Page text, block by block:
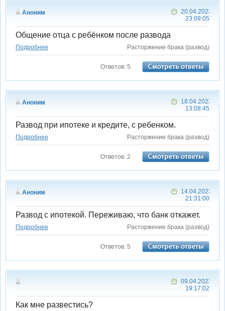
Аноним
20.04.2023
23:09:05
Общение отца с ребёнком после развода
Подробнее Расторжение брака (развод)
Ответов: 5
Аноним
18.04.2023
13:08:45
Развод при ипотеке и кредите, с ребенком.
Подробнее Расторжение брака (развод)
Ответов: 2
Аноним
14.04.2023
21:31:00
Развод с ипотекой. Переживаю, что банк откажет.
Подробнее Расторжение брака (развод)
Ответов: 5
09.04.2023
19:17:02
Как мне развестись?